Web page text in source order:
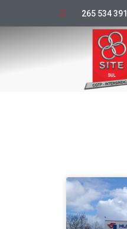
265 534 391